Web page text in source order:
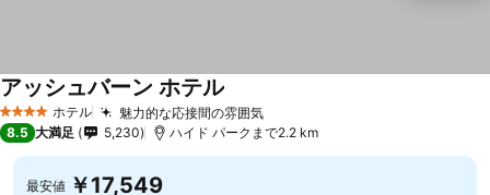
4 ホテルのランク
ホテル 魅力的な応接間の雰囲気
アッシュバーン ホテル
8.5 大満足 5,230 ハイド パークまで2.2 km
最安値 ￥17,549